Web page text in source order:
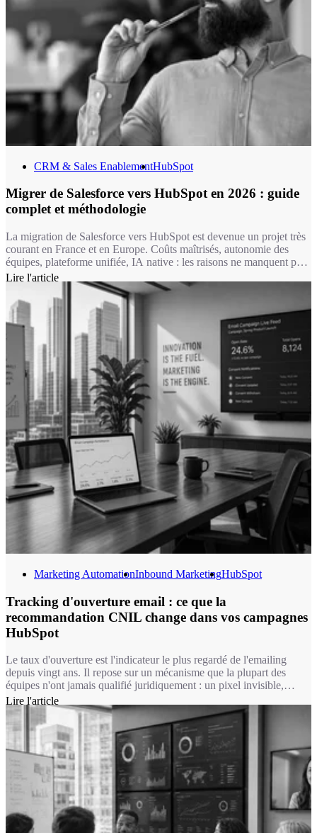
CRM & Sales EnablementHubSpot
Migrer de Salesforce vers HubSpot en 2026 : guide
complet et méthodologie
La migration de Salesforce vers HubSpot est devenue un projet très
courant en France et en Europe. Coûts maîtrisés, autonomie des
équipes, plateforme unifiée, IA native : les raisons ne manquent pas.
Encore faut-il mener cette transition avec rigueur. C'est exactement
ce que fait Markentive, agence HubSpot certifiée depuis plus de 10
ans.
Lire l'article
Marketing AutomationInbound MarketingHubSpot
Tracking d'ouverture email : ce que la
recommandation CNIL change dans vos campagnes
HubSpot
Le taux d'ouverture est l'indicateur le plus regardé de l'emailing
depuis vingt ans. Il repose sur un mécanisme que la plupart des
équipes n'ont jamais qualifié juridiquement : un pixel invisible,
chargé à l'ouverture du message. Depuis le 14 avril 2026, ce
mécanisme relève du même régime que les cookies. Autrement dit,
pour une bonne partie de vos usages, mesurer une ouverture
suppose désormais le consentement du destinataire.
Lire l'article